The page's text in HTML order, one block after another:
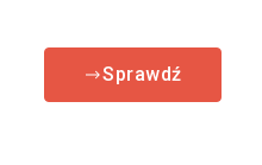
Sprawdź